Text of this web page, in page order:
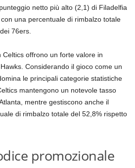
netto più alto (2,1) di Filadelfia
una percentuale di rimbalzo totale
76ers.
offrono un forte valore in
Considerando il gioco come un
le principali categorie statistiche
mantengono un notevole tasso
mentre gestiscono anche il
di rimbalzo totale del 52,8% rispetto
promozionale